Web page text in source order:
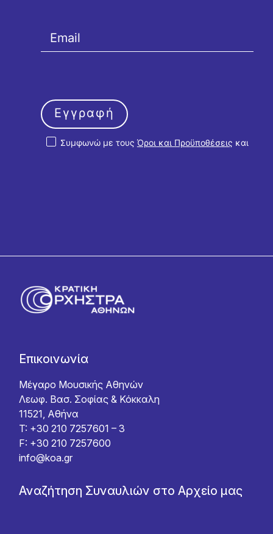
Συμφωνώ με τους Όροι και Προϋποθέσεις και
Εγγραφή
Επικοινωνία
Μέγαρο Μουσικής Αθηνών
Λεωφ. Βασ. Σοφίας & Κόκκαλη
11521, Αθήνα
T: +30 210 7257601 – 3
F: +30 210 7257600
info@koa.gr
Αναζήτηση Συναυλιών στο Αρχείο μας